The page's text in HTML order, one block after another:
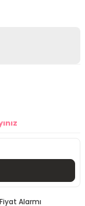
Fiyat Alarmı